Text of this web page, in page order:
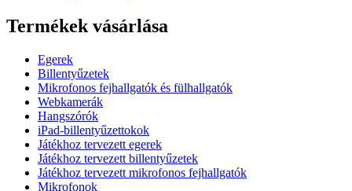
Termékek vásárlása
Egerek
Billentyűzetek
Mikrofonos fejhallgatók és fülhallgatók
Webkamerák
Hangszórók
iPad-billentyűzettokok
Játékhoz tervezett egerek
Játékhoz tervezett billentyűzetek
Játékhoz tervezett mikrofonos fejhallgatók
Mikrofonok